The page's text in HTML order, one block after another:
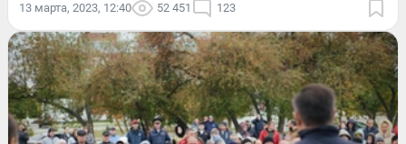
13 марта, 2023, 12:40 52 451 123